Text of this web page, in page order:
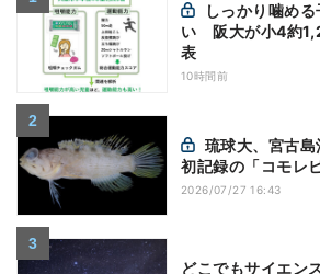
い 阪大が小4約
表
10時間前
初記録の「コモレ
2026/07/27 16:43
どこでもサイエ